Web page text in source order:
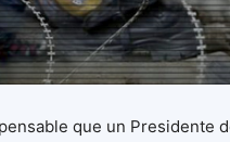
que un Presidente